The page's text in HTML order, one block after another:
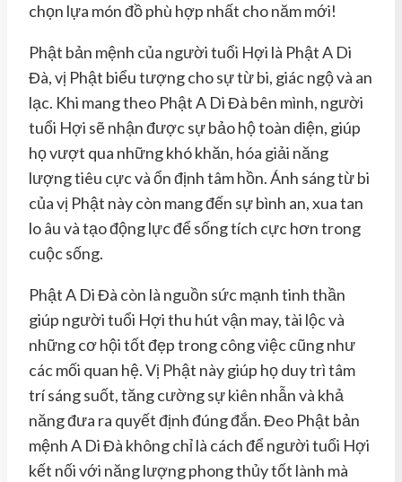
chọn lựa món đồ phù hợp nhất cho năm mới!
Phật bản mệnh của người tuổi Hợi là Phật A Di
Đà, vị Phật biểu tượng cho sự từ bi, giác ngộ và an
lạc. Khi mang theo Phật A Di Đà bên mình, người
tuổi Hợi sẽ nhận được sự bảo hộ toàn diện, giúp
họ vượt qua những khó khăn, hóa giải năng
lượng tiêu cực và ổn định tâm hồn. Ánh sáng từ bi
của vị Phật này còn mang đến sự bình an, xua tan
lo âu và tạo động lực để sống tích cực hơn trong
cuộc sống.
Phật A Di Đà còn là nguồn sức mạnh tinh thần
giúp người tuổi Hợi thu hút vận may, tài lộc và
những cơ hội tốt đẹp trong công việc cũng như
các mối quan hệ. Vị Phật này giúp họ duy trì tâm
trí sáng suốt, tăng cường sự kiên nhẫn và khả
năng đưa ra quyết định đúng đắn. Đeo Phật bản
mệnh A Di Đà không chỉ là cách để người tuổi Hợi
kết nối với năng lượng phong thủy tốt lành mà